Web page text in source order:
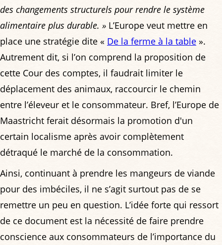
des changements structurels pour rendre le système
alimentaire plus durable. » L’Europe veut mettre en
place une stratégie dite « De la ferme à la table ».
Autrement dit, si l’on comprend la proposition de
cette Cour des comptes, il faudrait limiter le
déplacement des animaux, raccourcir le chemin
entre l’éleveur et le consommateur. Bref, l’Europe de
Maastricht ferait désormais la promotion d'un
certain localisme après avoir complètement
détraqué le marché de la consommation.
Ainsi, continuant à prendre les mangeurs de viande
pour des imbéciles, il ne s’agit surtout pas de se
remettre un peu en question. L’idée forte qui ressort
de ce document est la nécessité de faire prendre
conscience aux consommateurs de l’importance du